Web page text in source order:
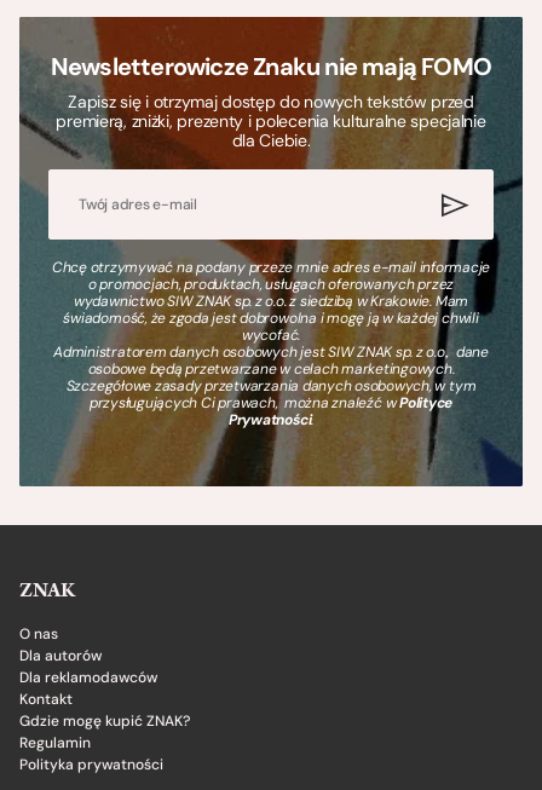
Newsletterowicze Znaku nie mają FOMO
Zapisz się i otrzymaj dostęp do nowych tekstów przed
premierą, zniżki, prezenty i polecenia kulturalne specjalnie
dla Ciebie.
Chcę otrzymywać na podany przeze mnie adres e-mail informacje
o promocjach, produktach, usługach oferowanych przez
wydawnictwo SIW ZNAK sp. z o.o. z siedzibą w Krakowie. Mam
świadomość, że zgoda jest dobrowolna i mogę ją w każdej chwili
wycofać.
Administratorem danych osobowych jest SIW ZNAK sp. z o.o., dane
osobowe będą przetwarzane w celach marketingowych.
Szczegółowe zasady przetwarzania danych osobowych, w tym
przysługujących Ci prawach, można znaleźć wPolityce
Prywatności.
ZNAK
O nas
Dla autorów
Dla reklamodawców
Kontakt
Gdzie mogę kupić ZNAK?
Regulamin
Polityka prywatności